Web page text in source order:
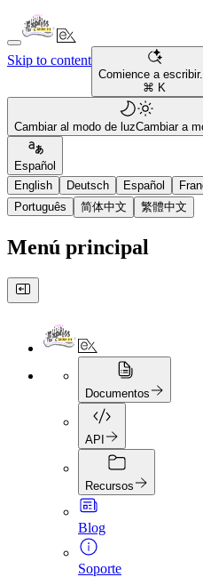
Skip to content
Comience a
⌘ K
Cambiar al modo de luzCambiar a
Español
English
Deutsch Español
Português
简体中文 繁體中文
Menú principal
Documentos
API
Recursos
Blog
Soporte